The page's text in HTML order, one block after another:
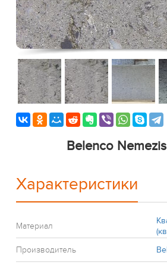
Belenco
Характеристики
Материал
Производитель